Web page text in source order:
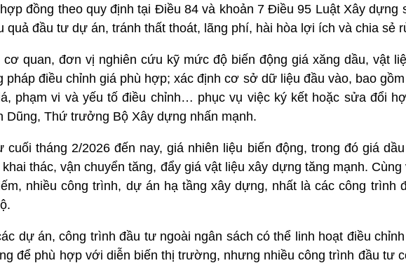
đồng theo quy định tại Điều 84 và khoản 7 Điều 95 Luật Xây dựng
quả đầu tư dự án, tránh thất thoát, lãng phí, hài hòa lợi ích và chia sẻ
cơ quan, đơn vị nghiên cứu kỹ mức độ biến động giá xăng dầu, vật
pháp điều chỉnh giá phù hợp; xác định cơ sở dữ liệu đầu vào, bao
phạm vi và yếu tố điều chỉnh… phục vụ việc ký kết hoặc sửa đổi
Dũng, Thứ trưởng Bộ Xây dựng nhấn mạnh.
tháng 2/2026 đến nay, giá nhiên liệu biến động, trong đó giá
thác, vận chuyển tăng, đẩy giá vật liệu xây dựng tăng mạnh.
nhiều công trình, dự án hạ tầng xây dựng, nhất là các công trình
dự án, công trình đầu tư ngoài ngân sách có thể linh hoạt điều
để phù hợp với diễn biến thị trường, nhưng nhiều công trình đầu tư